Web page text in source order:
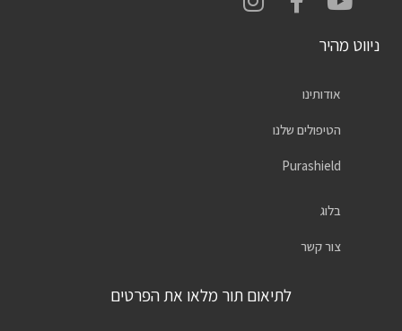
ניווט מהיר
אודותינו
הטיפולים שלנו
Purashield
בלוג
צור קשר
לתיאום תור מלאו את הפרטים